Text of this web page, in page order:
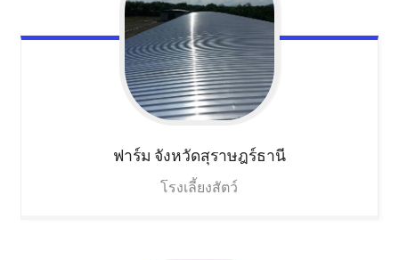
ฟาร์ม จังหวัดสุราษฎร์ธานี
โรงเลี้ยงสัตว์